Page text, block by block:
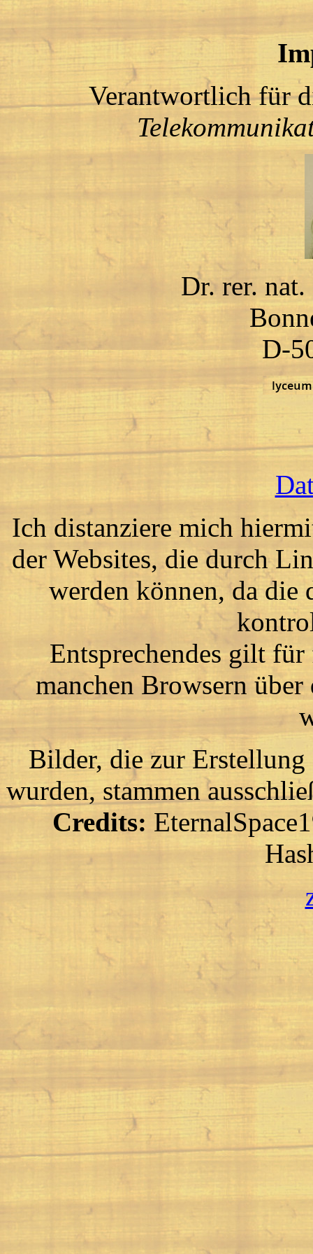
Verantwortlich für
Dr. rer.
D-
Ich distanziere mich
der Websites, die durch
werden können, da
Entsprechendes gilt
manchen Browsern
Bilder, die zur Erstellung
wurden, stammen
Credits: